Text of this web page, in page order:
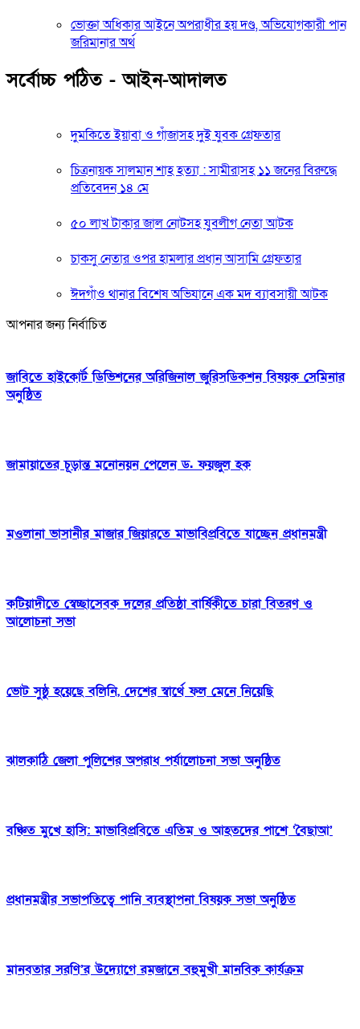
ভোক্তা অধিকার আইনে অপরাধীর হয় দণ্ড, অভিযোগকারী পান
জরিমানার অর্থ
সর্বোচ্চ পঠিত - আইন-আদালত
দুমকিতে ইয়াবা ও গাঁজাসহ দুই যুবক গ্রেফতার
চিত্রনায়ক সালমান শাহ হত্যা : সামীরাসহ ১১ জনের বিরুদ্ধে
প্রতিবেদন ১৪ মে
৫০ লাখ টাকার জাল নোটসহ যুবলীগ নেতা আটক
চাকসু নেতার ওপর হামলার প্রধান আসামি গ্রেফতার
ঈদগাঁও থানার বিশেষ অভিযানে এক মদ ব্যাবসায়ী আটক
আপনার জন্য নির্বাচিত
জাবিতে হাইকোর্ট ডিভিশনের অরিজিনাল জুরিসডিকশন বিষয়ক সেমিনার
অনুষ্ঠিত
জামায়াতের চূড়ান্ত মনোনয়ন পেলেন ড. ফয়জুল হক
মওলানা ভাসানীর মাজার জিয়ারতে মাভাবিপ্রবিতে যাচ্ছেন প্রধানমন্ত্রী
কটিয়াদীতে স্বেচ্ছাসেবক দলের প্রতিষ্ঠা বার্ষিকীতে চারা বিতরণ ও
আলোচনা সভা
ভোট সুষ্ঠু হয়েছে বলিনি, দেশের স্বার্থে ফল মেনে নিয়েছি
ঝালকাঠি জেলা পুলিশের অপরাধ পর্যালোচনা সভা অনুষ্ঠিত
বঞ্চিত মুখে হাসি: মাভাবিপ্রবিতে এতিম ও আহতদের পাশে ‘বৈছাআ’
প্রধানমন্ত্রীর সভাপতিত্বে পানি ব্যবস্থাপনা বিষয়ক সভা অনুষ্ঠিত
মানবতার সরণি’র উদ্যোগে রমজানে বহুমুখী মানবিক কার্যক্রম